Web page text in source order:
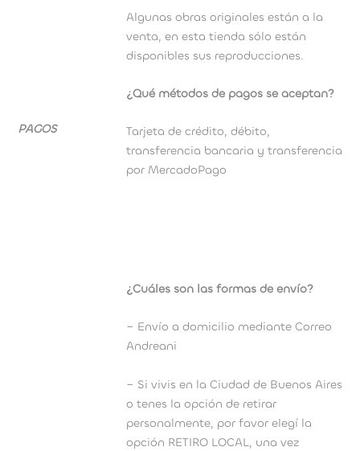
Algunas obras originales están a la
venta, en esta tienda sólo están
disponibles sus reproducciones.
PAGOS
¿Qué métodos de pagos se aceptan?
Tarjeta de crédito, débito,
transferencia bancaria y transferencia
por MercadoPago
¿Cuáles son las formas de envío?
– Envío a domicilio mediante Correo
Andreani
– Si vivis en la Ciudad de Buenos Aires
o tenes la opción de retirar
personalmente, por favor elegí la
opción RETIRO LOCAL, una vez